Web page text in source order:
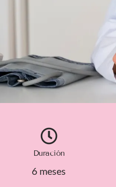
Duración
6 meses